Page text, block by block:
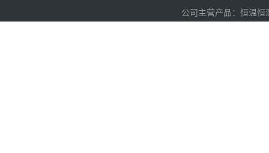
公司主营产品：恒温